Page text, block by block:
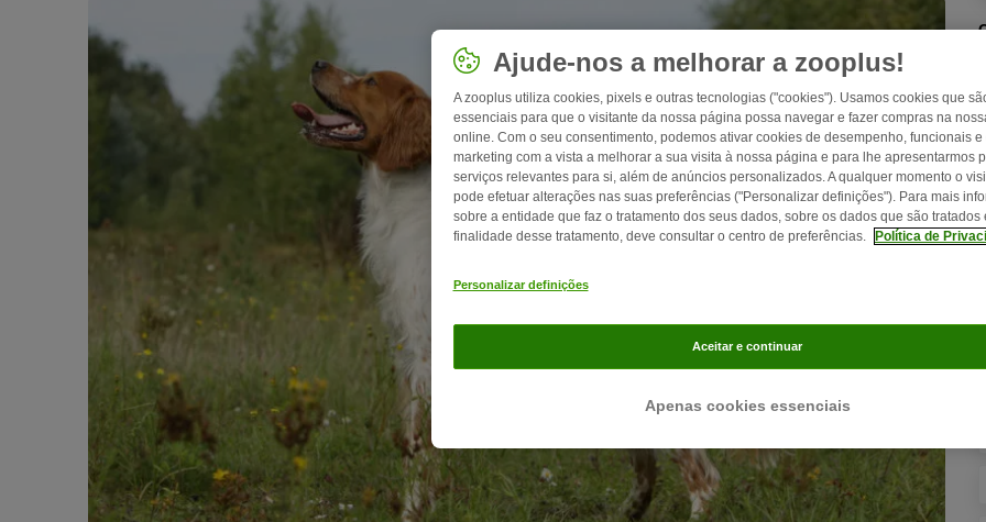
Ajude-nos a melhorar a zooplus!
A zooplus utiliza cookies, pixels e outras tecnologias ("cookies"). Usamos cookies que
essenciais para que o visitante da nossa página possa navegar e fazer compras na
online. Com o seu consentimento, podemos ativar cookies de desempenho, funcionais e
marketing com a vista a melhorar a sua visita à nossa página e para lhe apresentarmos
serviços relevantes para si, além de anúncios personalizados. A qualquer momento o
pode efetuar alterações nas suas preferências ("Personalizar definições"). Para mais
sobre a entidade que faz o tratamento dos seus dados, sobre os dados que são tratados
finalidade desse tratamento, deve consultar o centro de preferências.
Política de
Personalizar definições
Apenas cookies essenciais
Aceitar e continuar